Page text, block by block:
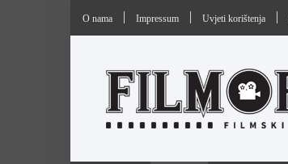
O nama Impressum Uvjeti korištenja